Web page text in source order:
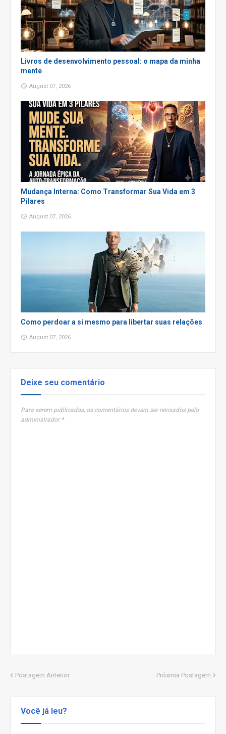
Livros de desenvolvimento pessoal: o mapa da minha
mente
August 07, 2026
Mudança Interna: Como Transformar Sua Vida em 3
Pilares
August 07, 2026
Como perdoar a si mesmo para libertar suas relações
August 07, 2026
Deixe seu comentário
Para serem publicados, os comentários devem ser revisados pelo
administrador *
Postagem Anterior Próxima Postagem
Você já leu?